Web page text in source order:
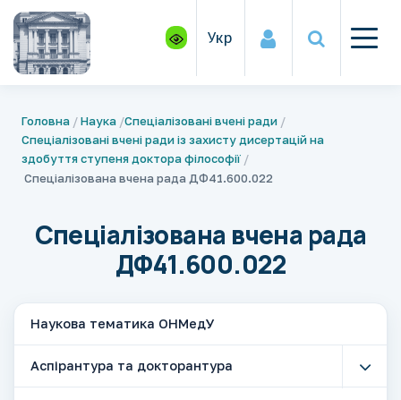
Укр
Головна Наука Спеціалізовані вчені ради
Спеціалізовані вчені ради із захисту дисертацій на
здобуття ступеня доктора філософії
Спеціалізована вчена рада ДФ41.600.022
Спеціалізована вчена рада
ДФ41.600.022
Наукова тематика ОНМедУ
Аспірантура та докторантура